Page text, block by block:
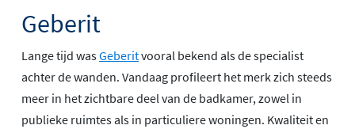
Geberit
Lange tijd wasGeberitvooral bekend als de specialist
achter de wanden. Vandaag profileert het merk zich steeds
meer in het zichtbare deel van de badkamer, zowel in
publieke ruimtes als in particuliere woningen. Kwaliteit en